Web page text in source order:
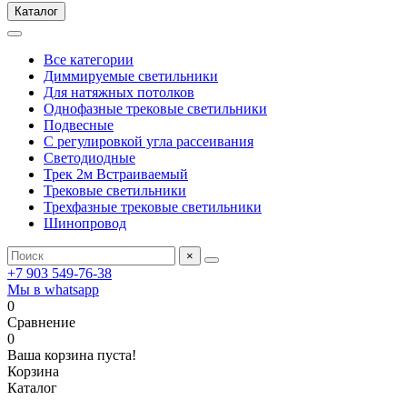
Каталог
Все категории
Диммируемые светильники
Для натяжных потолков
Однофазные трековые светильники
Подвесные
С регулировкой угла рассеивания
Светодиодные
Трек 2м Встраиваемый
Трековые светильники
Трехфазные трековые светильники
Шинопровод
×
+7 903 549-76-38
Мы в whatsapp
0
Сравнение
0
Ваша корзина пуста!
Корзина
Каталог